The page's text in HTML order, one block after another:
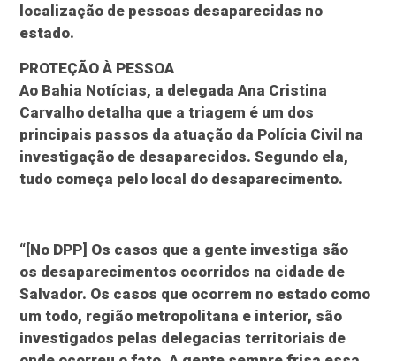
localização de pessoas desaparecidas no
estado.
PROTEÇÃO À PESSOA
Ao Bahia Notícias, a delegada Ana Cristina
Carvalho detalha que a triagem é um dos
principais passos da atuação da Polícia Civil na
investigação de desaparecidos. Segundo ela,
tudo começa pelo local do desaparecimento.
“[No DPP] Os casos que a gente investiga são
os desaparecimentos ocorridos na cidade de
Salvador. Os casos que ocorrem no estado como
um todo, região metropolitana e interior, são
investigados pelas delegacias territoriais de